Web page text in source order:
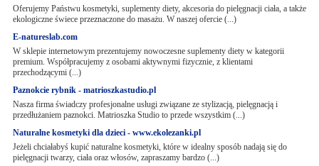
Oferujemy Państwu kosmetyki, suplementy diety, akcesoria do pielęgnacji ciała, a także
ekologiczne świece przeznaczone do masażu. W naszej ofercie (...)
E-natureslab.com
W sklepie internetowym prezentujemy nowoczesne suplementy diety w kategorii
premium. Współpracujemy z osobami aktywnymi fizycznie, z klientami
przechodzącymi (...)
Paznokcie rybnik - matrioszkastudio.pl
Nasza firma świadczy profesjonalne usługi związane ze stylizacją, pielęgnacją i
przedłużaniem paznokci. Matrioszka Studio to przede wszystkim (...)
Naturalne kosmetyki dla dzieci - www.ekolezanki.pl
Jeżeli chciałabyś kupić naturalne kosmetyki, które w idealny sposób nadają się do
pielęgnacji twarzy, ciała oraz włosów, zapraszamy bardzo (...)